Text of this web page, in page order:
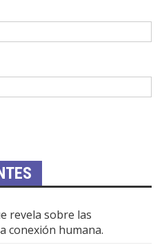
revela sobre las
conexión humana.